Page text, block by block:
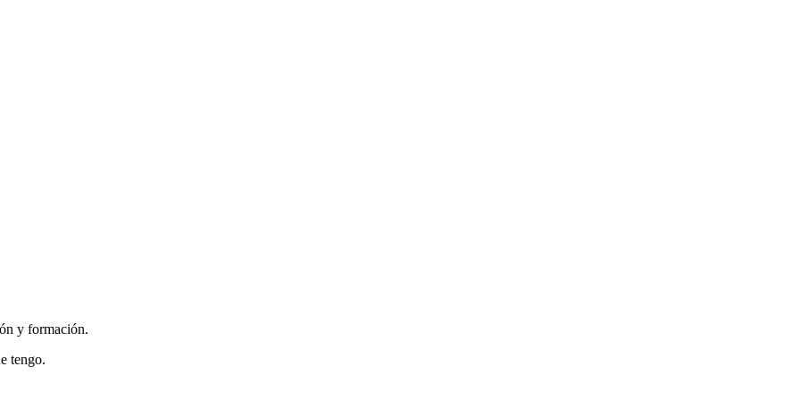
y formación.
tengo.